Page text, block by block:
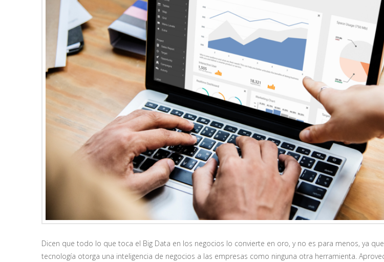
Dicen que todo lo que toca el Big Data en los negocios lo convierte en oro, y no es para menos, ya
tecnología otorga una inteligencia de negocios a las empresas como ninguna otra herramienta.